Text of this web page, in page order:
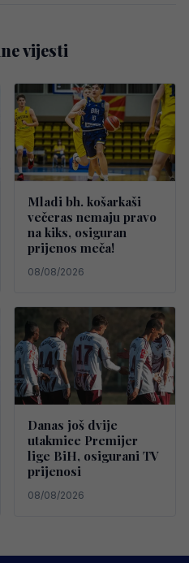
vijesti
Mladi bh. košarkaši
večeras nemaju pravo
na kiks, osiguran
prijenos meča!
08/08/2026
Danas još dvije
utakmice Premijer
lige BiH, osigurani TV
prijenosi
08/08/2026